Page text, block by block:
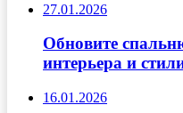
27.01.2026
Обновите
интерьера и
16.01.2026